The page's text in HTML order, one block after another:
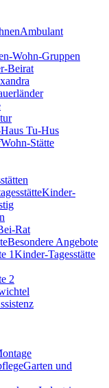
Ambulant
Wohn-Gruppen
Beirat
Tu-Hus
Wohn-Stätte
Kinder-
Rat
Besondere Angebote
1Kinder-Tagesstätte
2
Garten und